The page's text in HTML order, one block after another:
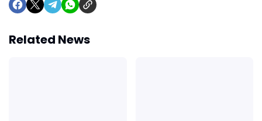
Related News